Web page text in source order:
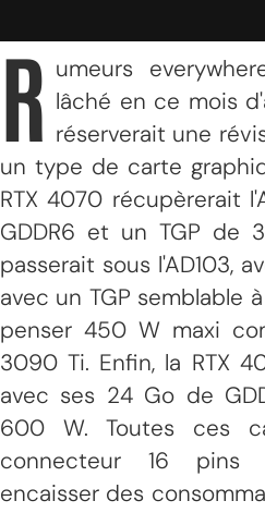
R umeurs
lâché en ce mois
réserverait une
un type de carte
RTX 4070 récupèrerait
GDDR6 et un TGP de
passerait sous l'AD103,
avec un TGP semblable
penser 450 W maxi
3090 Ti. Enfin, la RTX
avec ses 24 Go de
600 W. Toutes ces
connecteur 16 pins
encaisser des